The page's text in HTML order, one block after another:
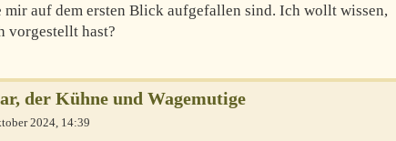
mir auf dem ersten Blick aufgefallen sind. Ich wollt wissen,
vorgestellt hast?
der Kühne und Wagemutige
2024, 14:39